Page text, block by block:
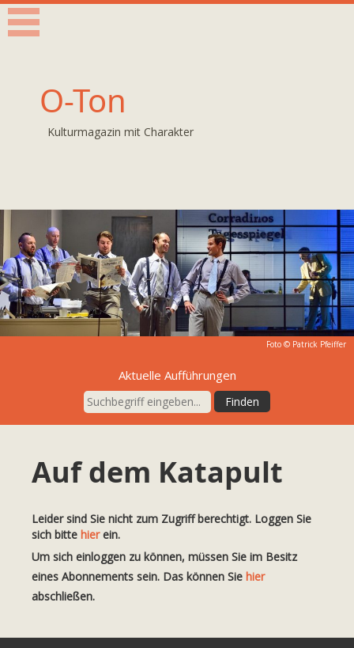
O-Ton
Kulturmagazin mit Charakter
Foto © Patrick Pfeiffer
Aktuelle Aufführungen
Auf dem Katapult
Leider sind Sie nicht zum Zugriff berechtigt. Loggen Sie
sich bitte hierein.
Um sich einloggen zu können, müssen Sie im Besitz
eines Abonnements sein. Das können Sie hier
abschließen.